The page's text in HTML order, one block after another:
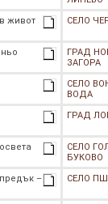
живот
СЕЛО
ГРАД
ЗАГОРА
СЕЛО
ВОДА
ГРАД
СЕЛО
БУКОВО
–
СЕЛО